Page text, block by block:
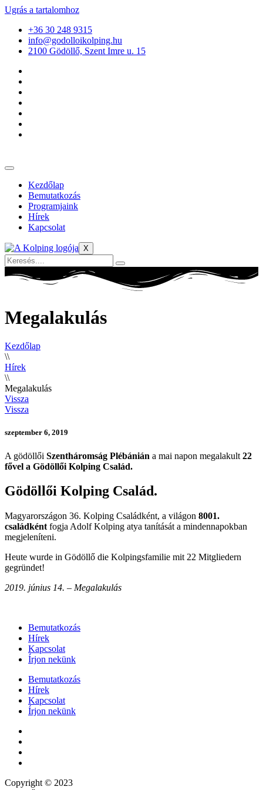
Ugrás a tartalomhoz
+36 30 248 9315
info@godolloikolping.hu
2100 Gödöllő, Szent Imre u. 15
Kezdőlap
Bemutatkozás
Programjaink
Hírek
Kapcsolat
X
Megalakulás
Kezdőlap
\\
Hírek
\\
Megalakulás
Vissza
Vissza
szeptember 6, 2019
A gödöllői Szentháromság Plébánián a mai napon megalakult 22
fővel a Gödöllői Kolping Család.
Gödöllői Kolping Család.
Magyarországon 36. Kolping Családként, a világon 8001.
családként fogja Adolf Kolping atya tanítását a mindennapokban
megjeleníteni.
Heute wurde in Gödöllő die Kolpingsfamilie mit 22 Mitgliedern
gegründet!
2019. június 14. – Megalakulás
Bemutatkozás
Hírek
Kapcsolat
Írjon nekünk
Bemutatkozás
Hírek
Kapcsolat
Írjon nekünk
Copyright © 2023